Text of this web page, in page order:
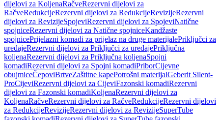
dijelovi za KoljenaRačveRezervni dijelovi za
RačveRedukcijeRezervni dijelovi za RedukcijeRevizijeRezervni
dijelovi za RevizijeSpojeviRezervni dijelovi za SpojeviNatične
spojniceRezervni dijelovi za Natične spojniceKandžaste
spojnicePrijelazni komadi za prijelaz na druge materijalePriključci za
uređajeRezervni dijelovi za Priključci za uređajePriključna
koljenaRezervni dijelovi za Priključna koljenaSpojni
komadiRezervni dijelovi za Spojni komadiPriborCijevne
obujmiceČepoviBrtveZaštitne kapePotrošni materijalGeberit Silent-
ProCijeviRezervni dijelovi za CijeviFazonski komadiRezervni
dijelovi za Fazonski komadiKoljenaRezervni dijelovi za
KoljenaRačveRezervni dijelovi za RačveRedukcijeRezervni dijelovi
za RedukcijeRevizijeRezervni dijelovi za RevizijeSuperTube